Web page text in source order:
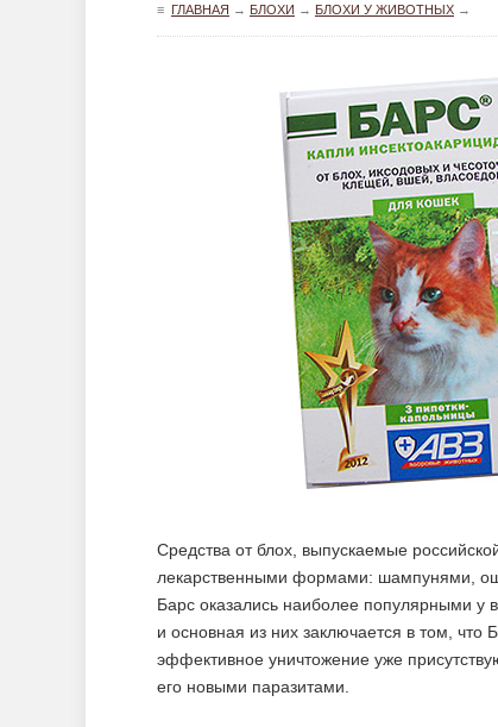
≡ ГЛАВНАЯ → БЛОХИ → БЛОХИ У ЖИВОТНЫХ →
Средства от блох, выпускаемые
лекарственными формами: шампунями,
Барс оказались наиболее популярными у
и основная из них заключается в том, что
эффективное уничтожение уже
его новыми паразитами.